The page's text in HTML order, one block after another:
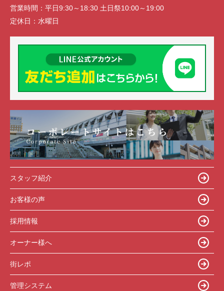
営業時間： 平日9:30～18:30 土日祭10:00～19:00
定休日： 水曜日
スタッフ紹介
お客様の声
採用情報
オーナー様へ
街レポ
管理システム